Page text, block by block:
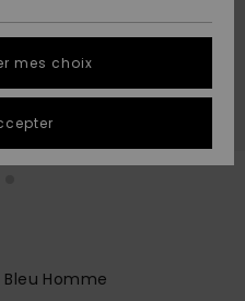
Homme
mes choix